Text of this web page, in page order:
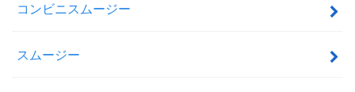
コンビニスムージー
スムージー